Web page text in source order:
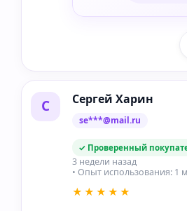
С Сергей Харин
se***@mail.ru
✓ Проверенный
3 недели назад
• Опыт использования: 1
★★★★★